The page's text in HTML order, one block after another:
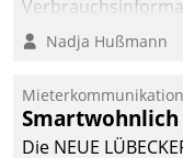
schnell, zuverlässig
Die monatlichen
Mitteilungen zum
Heizungs- und
Nadja Hußmann
Mieterkommunikation
Die NEUE